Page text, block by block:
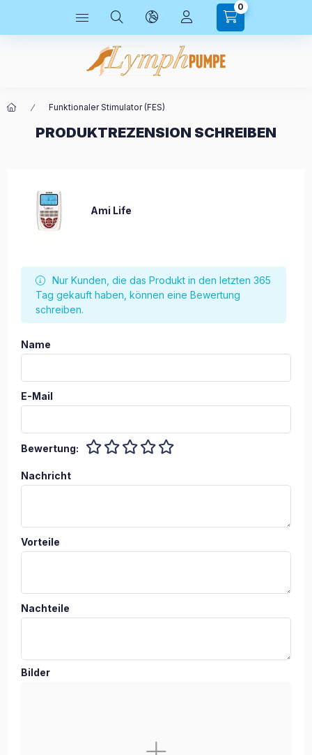
0
Funktionaler Stimulator (FES)
PRODUKTREZENSION SCHREIBEN
Ami Life
Nur Kunden, die das Produkt in den letzten 365
Tag gekauft haben, können eine Bewertung
schreiben.
Name
E-Mail
Bewertung:
Nachricht
Vorteile
Nachteile
Bilder